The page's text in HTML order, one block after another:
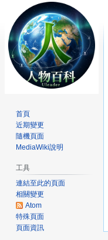
首頁
近期變更
隨機頁面
MediaWiki說明
工具
連結至此的頁面
相關變更
Atom
特殊頁面
頁面資訊